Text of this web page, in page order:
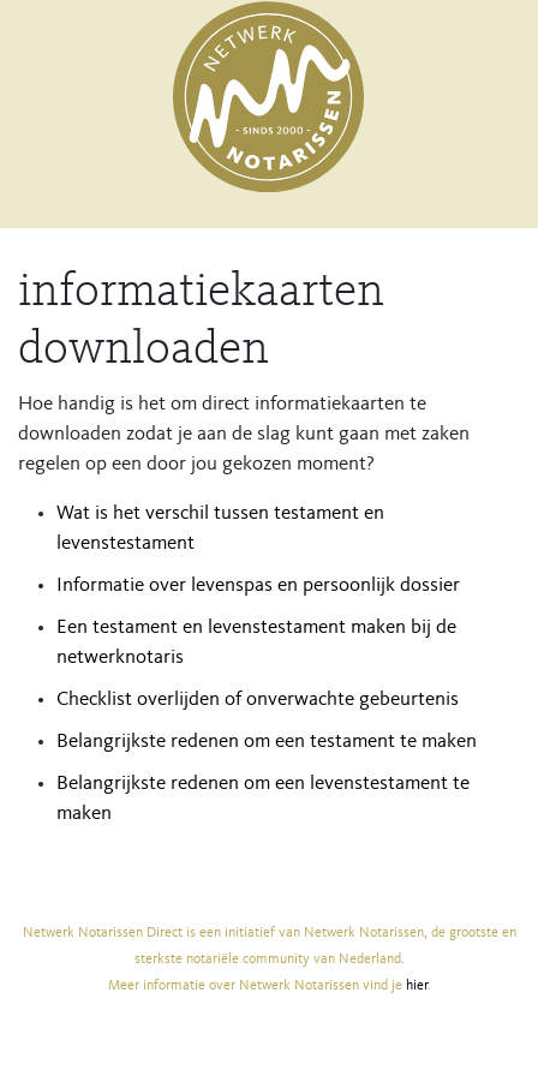
informatiekaarten
downloaden
Hoe handig is het om direct informatiekaarten te
downloaden zodat je aan de slag kunt gaan met zaken
regelen op een door jou gekozen moment?
Wat is het verschil tussen testament en
levenstestament
Informatie over levenspas en persoonlijk dossier
Een testament en levenstestament maken bij de
netwerknotaris
Checklist overlijden of onverwachte gebeurtenis
Belangrijkste redenen om een testament te maken
Belangrijkste redenen om een levenstestament te
maken
Netwerk Notarissen Direct is een initiatief van Netwerk Notarissen, de grootste en
sterkste notariële community van Nederland.
Meer informatie over Netwerk Notarissen vind je hier.